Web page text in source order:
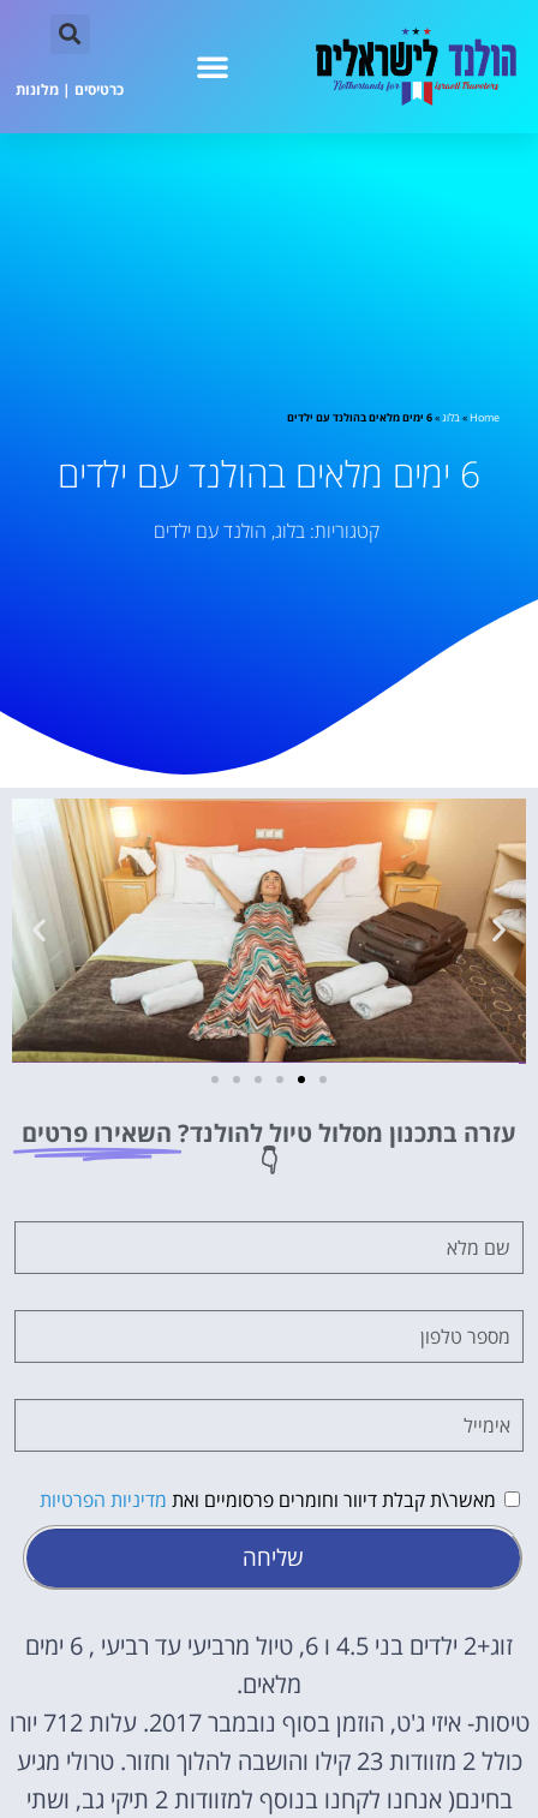
כרטיסים | מלונות
Home
»בלוג»6 ימים מלאים בהולנד עם ילדים
6 ימים מלאים בהולנד עם ילדים
קטגוריות: בלוג, הולנד עם ילדים
מציאת מלון
לחצו
עזרה בתכנון מסלול טיול להולנד? השאירו פרטים
👇
מאשר\ת קבלת דיוור וחומרים פרסומיים ואת מדיניות הפרטיות
שליחה
זוג+2 ילדים בני 4.5 ו 6, טיול מרביעי עד רביעי , 6 ימים
מלאים.
טיסות- איזי ג'ט, הוזמן בסוף נובמבר 2017. עלות 712 יורו
כולל 2 מזוודות 23 קילו והושבה להלוך וחזור. טרולי מגיע
בחינם( אנחנו לקחנו בנוסף למזוודות 2 תיקי גב, ושתי